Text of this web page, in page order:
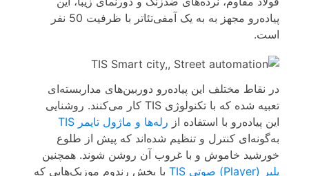
پیاده‌رو مجهز به به یک آمفی‌تئاتر با ظرفیت 50 نفر
است.
در نقاط مختلف این پیاده‌رو دوربین‌های مداربسته‌ای
تعبیه شده که با تکنولوژی TIS کار می‌کنند. روشنایی
این پیاده‌رو با استفاده از رله‌ها و ماژول تایمر TIS
به‌گونه‌ای کنترل و تنظیم شده‌اند که پیش از طلوع
خورشید خاموش و با غروب آن روشن شوند. همچنین
پلیر (Player) صوتی TIS
با پخش رندوم موزیک‌هایی که